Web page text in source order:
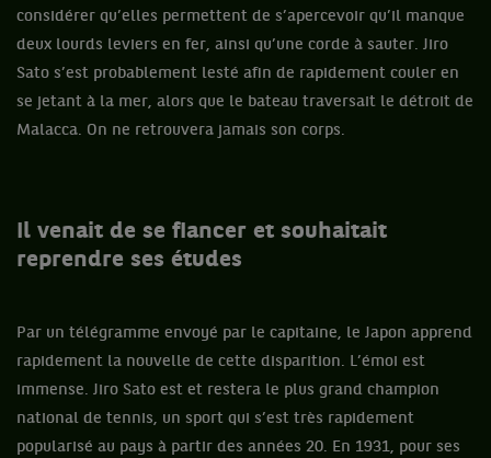
considérer qu’elles permettent de s’apercevoir qu’il manque
deux lourds leviers en fer, ainsi qu’une corde à sauter. Jiro
Sato s’est probablement lesté afin de rapidement couler en
se jetant à la mer, alors que le bateau traversait le détroit de
Malacca. On ne retrouvera jamais son corps.
Il venait de se fiancer et souhaitait
reprendre ses études
Par un télégramme envoyé par le capitaine, le Japon apprend
rapidement la nouvelle de cette disparition. L’émoi est
immense. Jiro Sato est et restera le plus grand champion
national de tennis, un sport qui s’est très rapidement
popularisé au pays à partir des années 20. En 1931, pour ses